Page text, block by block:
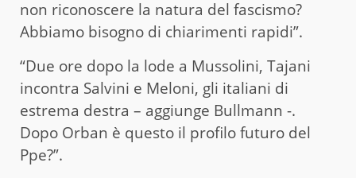
non riconoscere la natura del fascismo?
Abbiamo bisogno di chiarimenti rapidi”.
“Due ore dopo la lode a Mussolini, Tajani
incontra Salvini e Meloni, gli italiani di
estrema destra – aggiunge Bullmann -.
Dopo Orban è questo il profilo futuro del
Ppe?”.